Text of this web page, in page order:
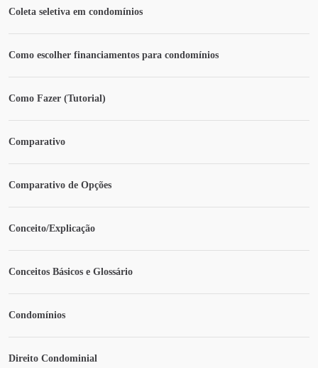
Coleta seletiva em condomínios
Como escolher financiamentos para condomínios
Como Fazer (Tutorial)
Comparativo
Comparativo de Opções
Conceito/Explicação
Conceitos Básicos e Glossário
Condomínios
Direito Condominial